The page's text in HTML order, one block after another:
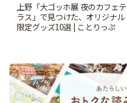
上野「大ゴッホ展 夜のカフェテ
ラス」で見つけた、オリジナル
限定グッズ10選 | ことりっぷ